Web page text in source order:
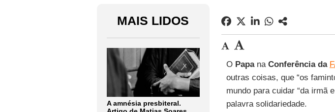
MAIS LIDOS
A amnésia presbiteral.
O Papana Conferência da
outras coisas, que “os
mundo para cuidar “da irmã
palavra solidariedade.